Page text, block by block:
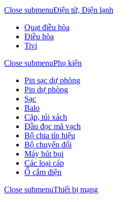
Close submenuĐiện tử, Điện lạnh
Quạt điều hòa
Điều hòa
Tivi
Close submenuPhụ kiện
Pin sạc dự phòng
Pin dự phòng
Sạc
Balo
Cặp, túi xách
Đầu đọc mã vạch
Bộ chia tín hiệu
Bộ chuyển đổi
Máy hút bụi
Các loại cáp
Ổ cắm điện
Close submenuThiết bị mạng